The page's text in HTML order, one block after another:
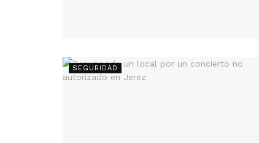
SEGURIDAD